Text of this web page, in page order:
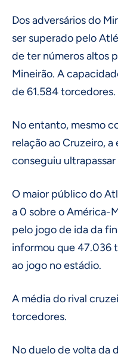
Dos adversários do
ser superado pelo
de ter números altos
Mineirão. A
de 61.584 torcedores.
No entanto, mesmo
relação ao Cruzeiro,
conseguiu ultrapassar
O maior público do
a 0 sobre o América-
pelo jogo de ida da
informou que 47.036
ao jogo no estádio.
A média do rival
torcedores.
No duelo de volta da